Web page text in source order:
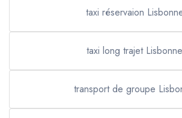
taxi réservaion
taxi long trajet Lisbonne
transport de groupe